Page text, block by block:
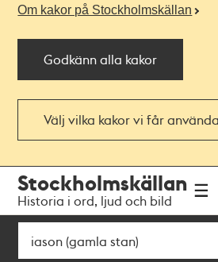
Om kakor på Stockholmskällan
Godkänn alla kakor
Välj vilka kakor vi får använda
navigationen
huvudinnehållet
Stockholmskällan
Historia i ord, ljud och bild
Sök